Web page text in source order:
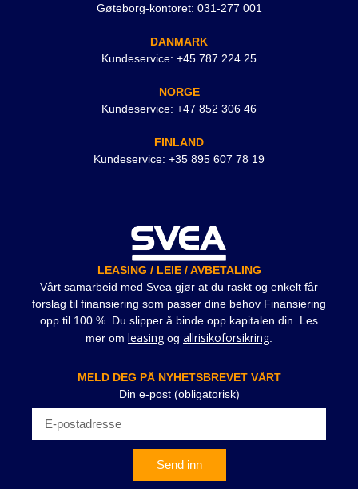
Gøteborg-kontoret: 031-277 001
DANMARK
Kundeservice: +45 787 224 25
NORGE
Kundeservice: +47 852 306 46
FINLAND
Kundeservice: +35 895 607 78 19
LEASING / LEIE / AVBETALING
Vårt samarbeid med Svea gjør at du raskt og enkelt får
forslag til finansiering som passer dine behov Finansiering
opp til 100 %. Du slipper å binde opp kapitalen din. Les
mer om leasingog allrisikoforsikring.
MELD DEG PÅ NYHETSBREVET VÅRT
Din e-post (obligatorisk)
Send inn